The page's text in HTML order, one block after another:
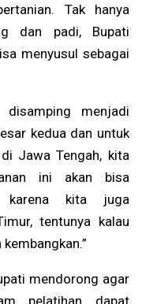
Tak hanya
dan padi, Bupati
menyusul sebagai
menjadi
kedua dan untuk
Jawa Tengah, kita
ini akan bisa
karena kita juga
tentunya kalau
mendorong agar
pelatihan dapat